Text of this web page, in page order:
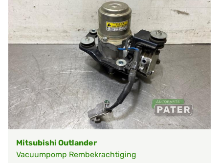
Mitsubishi Outlander
Vacuumpomp Rembekrachtiging